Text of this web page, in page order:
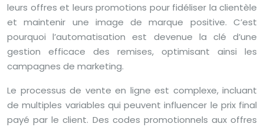
leurs offres et leurs promotions pour fidéliser la clientèle
et maintenir une image de marque positive. C’est
pourquoi l’automatisation est devenue la clé d’une
gestion efficace des remises, optimisant ainsi les
campagnes de marketing.
Le processus de vente en ligne est complexe, incluant
de multiples variables qui peuvent influencer le prix final
payé par le client. Des codes promotionnels aux offres